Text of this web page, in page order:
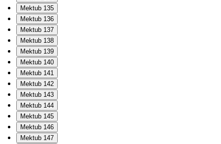
Mektub 135
Mektub 136
Mektub 137
Mektub 138
Mektub 139
Mektub 140
Mektub 141
Mektub 142
Mektub 143
Mektub 144
Mektub 145
Mektub 146
Mektub 147